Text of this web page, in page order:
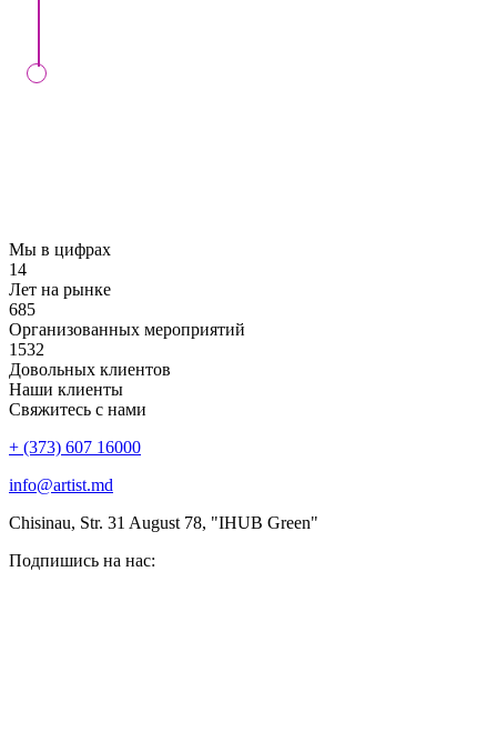
Мы в цифрах
14
Лет на рынке
685
Организованных мероприятий
1532
Довольных клиентов
Наши клиенты
Свяжитесь с нами
+ (373) 607 16000
info@artist.md
Chisinau, Str. 31 August 78, "IHUB Green"
Подпишись на нас: